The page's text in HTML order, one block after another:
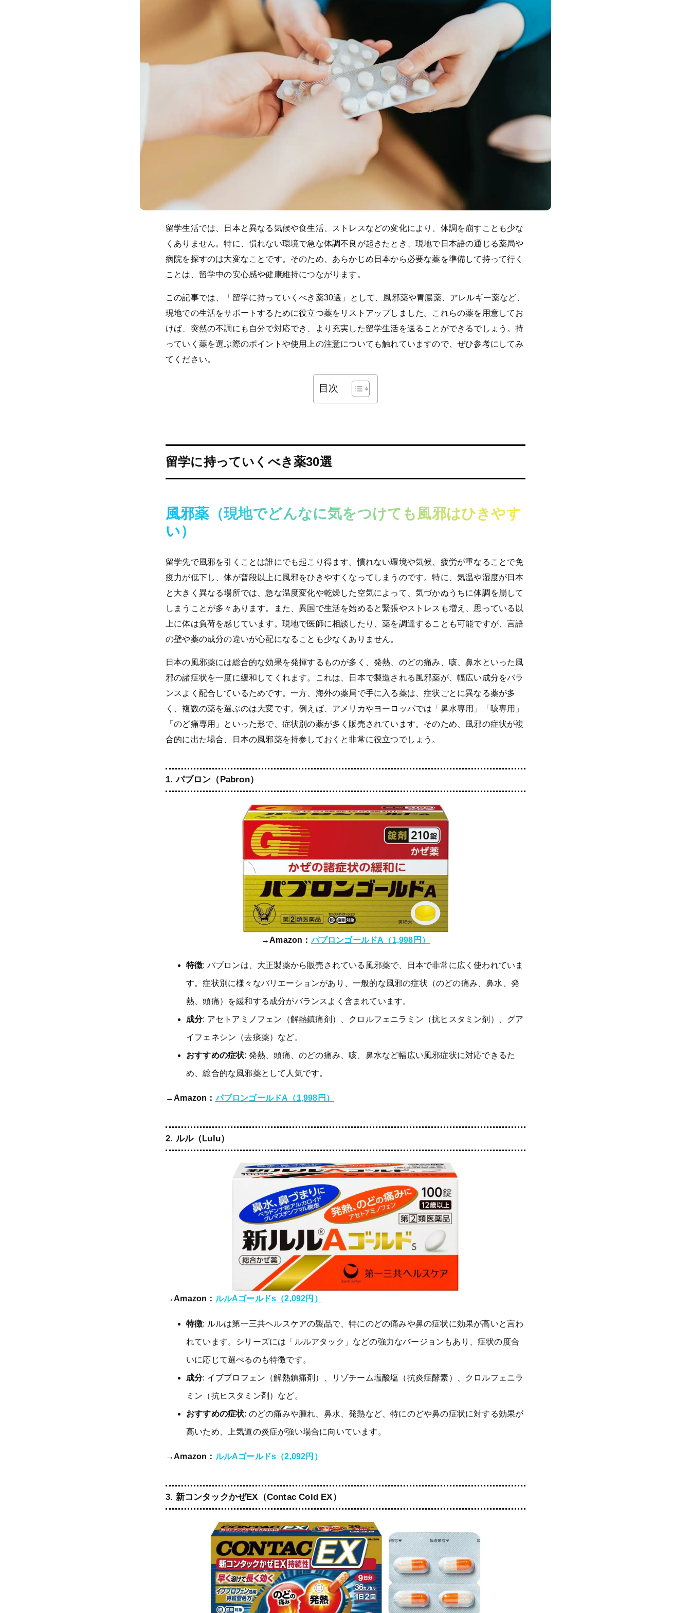
留学生活では、日本と異なる気候や食生活、ストレスなどの変化により、体調を崩すことも少な
くありません。特に、慣れない環境で急な体調不良が起きたとき、現地で日本語の通じる薬局や
病院を探すのは大変なことです。そのため、あらかじめ日本から必要な薬を準備して持って行く
ことは、留学中の安心感や健康維持につながります。
この記事では、「留学に持っていくべき薬30選」として、風邪薬や胃腸薬、アレルギー薬など、
現地での生活をサポートするために役立つ薬をリストアップしました。これらの薬を用意してお
けば、突然の不調にも自分で対応でき、より充実した留学生活を送ることができるでしょう。持
っていく薬を選ぶ際のポイントや使用上の注意についても触れていますので、ぜひ参考にしてみ
てください。
目次
留学に持っていくべき薬30選
風邪薬（現地でどんなに気をつけても風邪はひきやす
い）
留学先で風邪を引くことは誰にでも起こり得ます。慣れない環境や気候、疲労が重なることで免
疫力が低下し、体が普段以上に風邪をひきやすくなってしまうのです。特に、気温や湿度が日本
と大きく異なる場所では、急な温度変化や乾燥した空気によって、気づかぬうちに体調を崩して
しまうことが多々あります。また、異国で生活を始めると緊張やストレスも増え、思っている以
上に体は負荷を感じています。現地で医師に相談したり、薬を調達することも可能ですが、言語
の壁や薬の成分の違いが心配になることも少なくありません。
日本の風邪薬には総合的な効果を発揮するものが多く、発熱、のどの痛み、咳、鼻水といった風
邪の諸症状を一度に緩和してくれます。これは、日本で製造される風邪薬が、幅広い成分をバラ
ンスよく配合しているためです。一方、海外の薬局で手に入る薬は、症状ごとに異なる薬が多
く、複数の薬を選ぶのは大変です。例えば、アメリカやヨーロッパでは「鼻水専用」「咳専用」
「のど痛専用」といった形で、症状別の薬が多く販売されています。そのため、風邪の症状が複
合的に出た場合、日本の風邪薬を持参しておくと非常に役立つでしょう。
1.パブロン（Pabron）
→Amazon：パブロンゴールドA（1,998円）
特徴: パブロンは、大正製薬から販売されている風邪薬で、日本で非常に広く使われていま
す。症状別に様々なバリエーションがあり、一般的な風邪の症状（のどの痛み、鼻水、発
熱、頭痛）を緩和する成分がバランスよく含まれています。
成分: アセトアミノフェン（解熱鎮痛剤）、クロルフェニラミン（抗ヒスタミン剤）、グア
イフェネシン（去痰薬）など。
おすすめの症状: 発熱、頭痛、のどの痛み、咳、鼻水など幅広い風邪症状に対応できるた
め、総合的な風邪薬として人気です。
→Amazon：パブロンゴールドA（1,998円）
2. ルル（Lulu）
→Amazon： ルルAゴールドs（2,092円）
特徴: ルルは第一三共ヘルスケアの製品で、特にのどの痛みや鼻の症状に効果が高いと言わ
れています。シリーズには「ルルアタック」などの強力なバージョンもあり、症状の度合
いに応じて選べるのも特徴です。
成分: イブプロフェン（解熱鎮痛剤）、リゾチーム塩酸塩（抗炎症酵素）、クロルフェニラ
ミン（抗ヒスタミン剤）など。
おすすめの症状: のどの痛みや腫れ、鼻水、発熱など、特にのどや鼻の症状に対する効果が
高いため、上気道の炎症が強い場合に向いています。
→Amazon： ルルAゴールドs（2,092円）
3. 新コンタックかぜEX（Contac Cold EX）